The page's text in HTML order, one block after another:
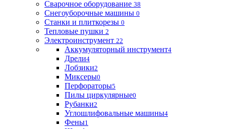
Сварочное оборудование 38
Снегоуборочные машины 0
Станки и плиткорезы 0
Тепловые пушки 2
Электроинструмент 22
Аккумуляторный инструмент4
Дрели4
Лобзики2
Миксеры0
Перфораторы5
Пилы циркулярные0
Рубанки2
Углошлифовальные машины4
Фены1